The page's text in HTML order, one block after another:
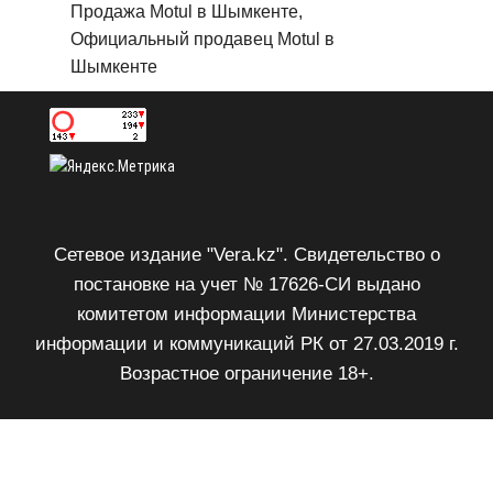
Продажа Motul в Шымкенте,
Официальный продавец Motul в
Шымкенте
Сетевое издание "Vera.kz". Свидетельство о
постановке на учет № 17626-СИ выдано
комитетом информации Министерства
информации и коммуникаций РК от 27.03.2019 г.
Возрастное ограничение 18+.